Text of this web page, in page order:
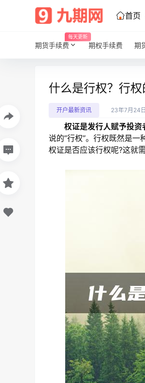
首页
期货手续费
每天更新
期权手续费 期
什么是行权？行权
开户最新资讯 23年7月24日
权证是发行人赋予投资
说的”行权”。行权既然是
权证是否应该行权呢?这就